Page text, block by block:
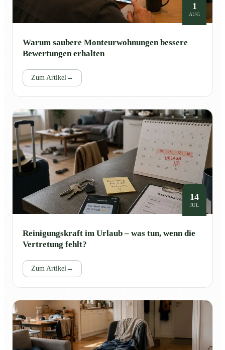
1
AUG
Warum saubere Monteurwohnungen bessere
Bewertungen erhalten
Zum Artikel→
14
JUL
Reinigungskraft im Urlaub – was tun, wenn die
Vertretung fehlt?
Zum Artikel→